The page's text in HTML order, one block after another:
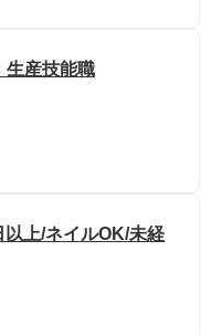
生産技能職
上/ネイルOK/未経